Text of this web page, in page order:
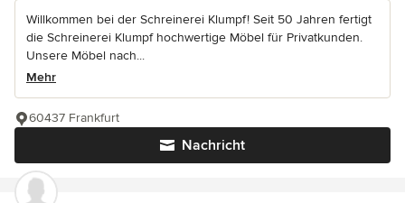
Willkommen bei der Schreinerei Klumpf! Seit 50 Jahren fertigt
die Schreinerei Klumpf hochwertige Möbel für Privatkunden.
Unsere Möbel nach...
Mehr
Nachricht
60437 Frankfurt